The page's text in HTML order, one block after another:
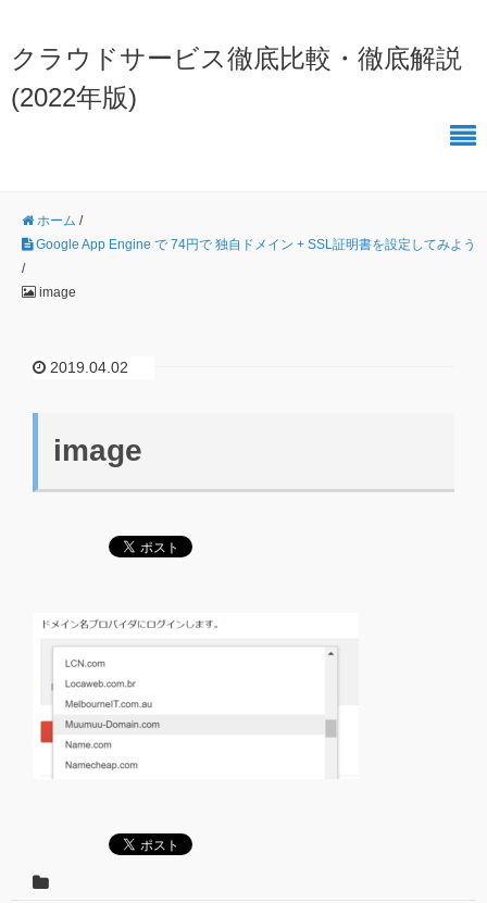
クラウドサービス徹底比較・徹底解説
(2022年版)
ホーム /
Google App Engine で 74円で 独自ドメイン + SSL証明書を設定してみよう
/
image
2019.04.02
image